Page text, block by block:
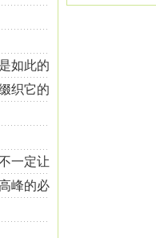
如此的
织它的
一定让
峰的必